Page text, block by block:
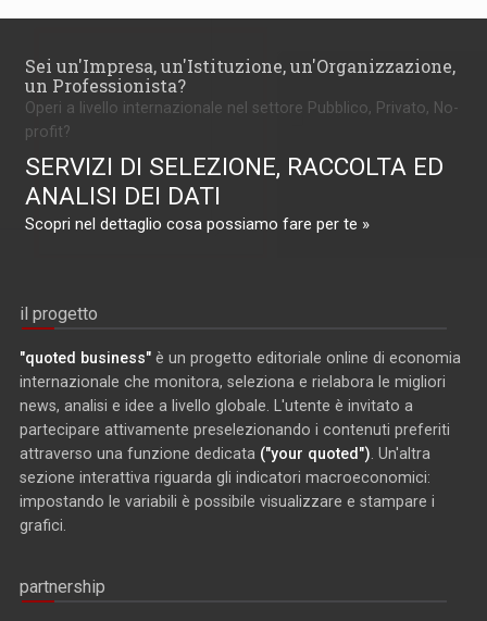
Sei un'Impresa, un'Istituzione, un'Organizzazione,
un Professionista?
Operi a livello internazionale nel settore Pubblico, Privato, No-
profit?
SERVIZI DI SELEZIONE, RACCOLTA ED
ANALISI DEI DATI
Scopri nel dettaglio cosa possiamo fare per te »
il progetto
"quoted business" è un progetto editoriale online di economia
internazionale che monitora, seleziona e rielabora le migliori
news, analisi e idee a livello globale. L'utente è invitato a
partecipare attivamente preselezionando i contenuti preferiti
attraverso una funzione dedicata ("your quoted"). Un'altra
sezione interattiva riguarda gli indicatori macroeconomici:
impostando le variabili è possibile visualizzare e stampare i
grafici.
partnership